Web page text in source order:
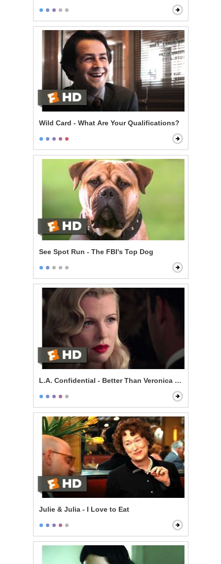
Wild Card - What Are Your Qualifications?
See Spot Run - The FBI's Top Dog
L.A. Confidential - Better Than Veronica Lake
Julie & Julia - I Love to Eat